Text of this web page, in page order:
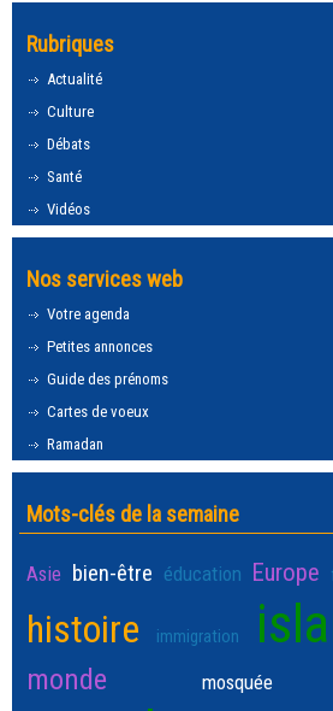
Rubriques
Actualité
Culture
Débats
Santé
Vidéos
Nos services web
Votre agenda
Petites annonces
Guide des prénoms
Cartes de voeux
Ramadan
Mots-clés de la semaine
Asie bien-être éducation Europe
histoire immigration
monde mosquée